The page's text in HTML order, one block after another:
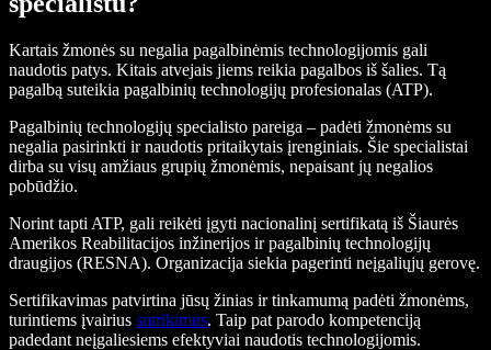
Kartais žmonės su negalia pagalbinėmis technologijomis gali
naudotis patys. Kitais atvejais jiems reikia pagalbos iš šalies. Tą
pagalbą suteikia pagalbinių technologijų profesionalas (ATP).
Pagalbinių technologijų specialisto pareiga – padėti žmonėms su
negalia pasirinkti ir naudotis pritaikytais įrenginiais. Šie specialistai
dirba su visų amžiaus grupių žmonėmis, nepaisant jų negalios
pobūdžio.
Norint tapti ATP, gali reikėti įgyti nacionalinį sertifikatą iš Šiaurės
Amerikos Reabilitacijos inžinerijos ir pagalbinių technologijų
draugijos (RESNA). Organizacija siekia pagerinti neįgaliųjų gerovę.
Sertifikavimas patvirtina jūsų žinias ir tinkamumą padėti žmonėms,
turintiems įvairius sutrikimus. Taip pat parodo kompetenciją
padedant neįgaliesiems efektyviai naudotis technologijomis.